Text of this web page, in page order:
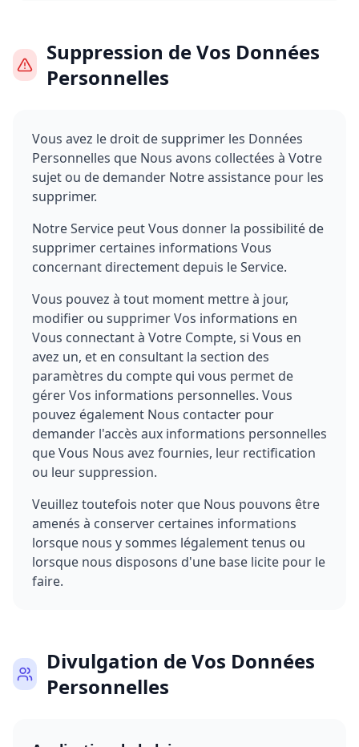
Suppression de Vos Données
Personnelles
Vous avez le droit de supprimer les Données
Personnelles que Nous avons collectées à Votre
sujet ou de demander Notre assistance pour les
supprimer.
Notre Service peut Vous donner la possibilité de
supprimer certaines informations Vous
concernant directement depuis le Service.
Vous pouvez à tout moment mettre à jour,
modifier ou supprimer Vos informations en
Vous connectant à Votre Compte, si Vous en
avez un, et en consultant la section des
paramètres du compte qui vous permet de
gérer Vos informations personnelles. Vous
pouvez également Nous contacter pour
demander l'accès aux informations personnelles
que Vous Nous avez fournies, leur rectification
ou leur suppression.
Veuillez toutefois noter que Nous pouvons être
amenés à conserver certaines informations
lorsque nous y sommes légalement tenus ou
lorsque nous disposons d'une base licite pour le
faire.
Divulgation de Vos Données
Personnelles